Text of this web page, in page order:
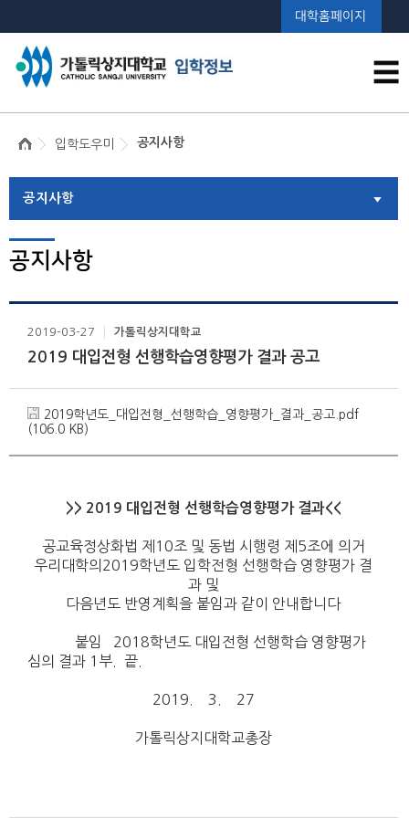
대학홈페이지
☰
입학도우미 공지사항
공지사항
공지사항
2019-03-27 가톨릭상지대학교
2019 대입전형 선행학습영향평가 결과 공고
2019학년도_대입전형_선행학습_영향평가_결과_공고.pdf
(106.0 KB)
>> 2019 대입전형 선행학습영향평가 결과<<
공교육정상화법 제10조 및 동법 시행령 제5조에 의거
우리대학의2019학년도 입학전형 선행학습 영향평가 결
과 및
다음년도 반영계획을 붙임과 같이 안내합니다
붙임 2018학년도 대입전형 선행학습 영향평가
심의 결과 1부. 끝.
2019. 3. 27
가톨릭상지대학교총장